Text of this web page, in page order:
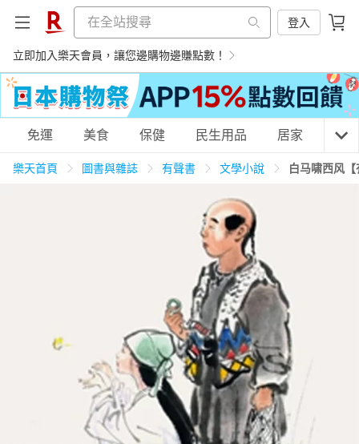
登入
立即加入樂天會員，讓您邊購物邊賺點數！
購物網分類
養生保健
運動休閒
女裝 男裝 化妝保養 情趣用品
電子/紙本書
HOT
免運 美食 保健 民生用品 居家 3C
樂天首頁 圖書與雜誌 有聲書 文學小說 白马啸西风